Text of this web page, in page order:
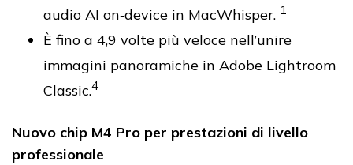
audio AI on‑device in MacWhisper. 1
È fino a 4,9 volte più veloce nell’unire
immagini panoramiche in Adobe Lightroom
Classic.4
Nuovo chip M4 Pro per prestazioni di livello
professionale